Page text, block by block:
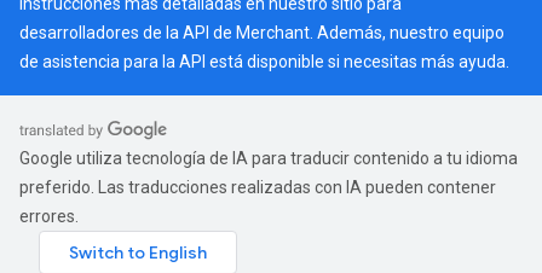
desarrolladores de la API de Merchant . Además, nuestro equipo
de asistencia para la API está disponible si necesitas más ayuda.
Google utiliza tecnología de IA para traducir contenido a tu idioma
preferido. Las traducciones realizadas con IA pueden contener
errores.